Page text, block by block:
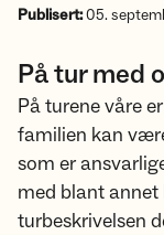
Publisert:05.
På tur med
På turene våre
familien kan
som er
med blant
turbeskrivelsen